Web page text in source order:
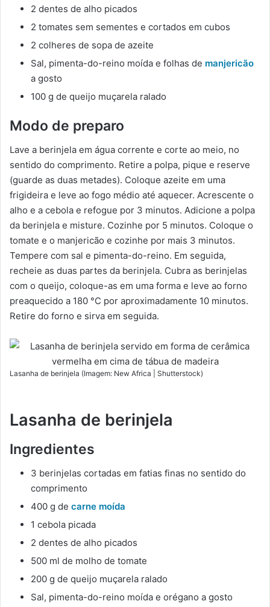
2 dentes de alho picados
2 tomates sem sementes e cortados em cubos
2 colheres de sopa de azeite
Sal, pimenta-do-reino moída e folhas de manjericão
a gosto
100 g de queijo muçarela ralado
Modo de preparo
Lave a berinjela em água corrente e corte ao meio, no
sentido do comprimento. Retire a polpa, pique e reserve
(guarde as duas metades). Coloque azeite em uma
frigideira e leve ao fogo médio até aquecer. Acrescente o
alho e a cebola e refogue por 3 minutos. Adicione a polpa
da berinjela e misture. Cozinhe por 5 minutos. Coloque o
tomate e o manjericão e cozinhe por mais 3 minutos.
Tempere com sal e pimenta-do-reino. Em seguida,
recheie as duas partes da berinjela. Cubra as berinjelas
com o queijo, coloque-as em uma forma e leve ao forno
preaquecido a 180 °C por aproximadamente 10 minutos.
Retire do forno e sirva em seguida.
Lasanha de berinjela (Imagem: New Africa | Shutterstock)
Lasanha de berinjela
Ingredientes
3 berinjelas cortadas em fatias finas no sentido do
comprimento
400 g de carne moída
1 cebola picada
2 dentes de alho picados
500 ml de molho de tomate
200 g de queijo muçarela ralado
Sal, pimenta-do-reino moída e orégano a gosto